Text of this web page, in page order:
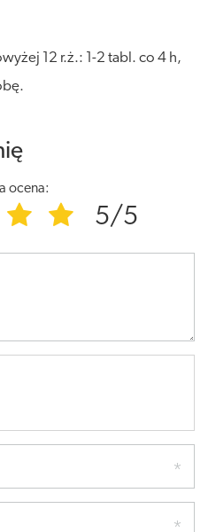
12 r.ż.: 1-2 tabl. co 4 h,
ocena:
5/5